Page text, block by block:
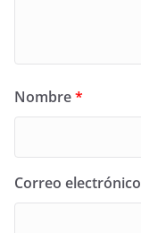
Nombre*
Correo electrónico